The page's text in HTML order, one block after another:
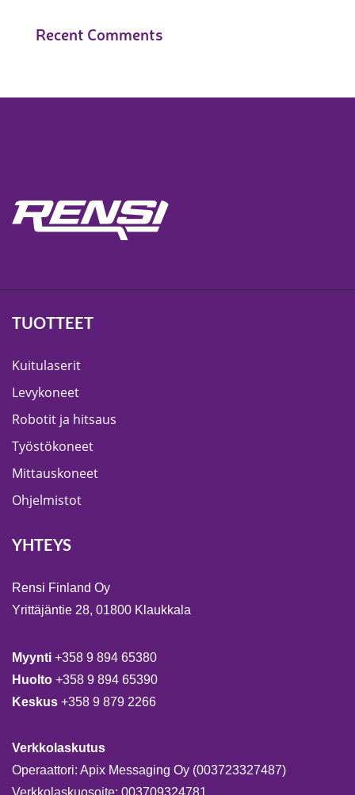
Recent Comments
TUOTTEET
Kuitulaserit
Levykoneet
Robotit ja hitsaus
Työstökoneet
Mittauskoneet
Ohjelmistot
YHTEYS
Rensi Finland Oy
Yrittäjäntie 28, 01800 Klaukkala
Myynti +358 9 894 65380
Huolto +358 9 894 65390
Keskus +358 9 879 2266
Verkkolaskutus
Operaattori: Apix Messaging Oy (003723327487)